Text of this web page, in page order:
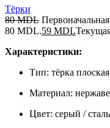
Тёрки
80MDL
80 MDL.59 MDL
Характеристики:
Тип: тёрка плоская
Материал:
Цвет: серый /